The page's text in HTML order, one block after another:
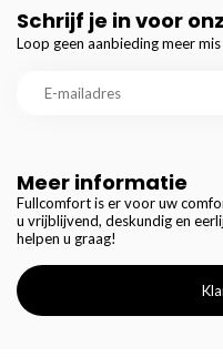
Meer informatie
Fullcomfort is er voor uw
u vrijblijvend, deskundig en
helpen u graag!
Schrijf je in voor
Loop geen aanbieding meer